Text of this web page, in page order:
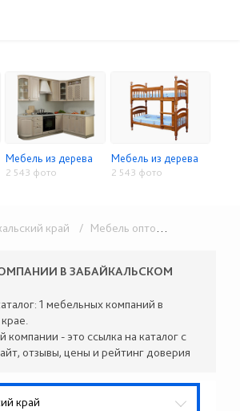
Мебель из дерева
2 543 фото
Мебель из дерева
2 543 фото
край / Мебель оптом / Мебель из
В ЗАБАЙКАЛЬСКОМ
1 мебельных компаний в
компании - это ссылка на каталог с
отзывы, цены и рейтинг доверия
край